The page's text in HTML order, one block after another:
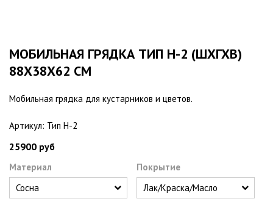
МОБИЛЬНАЯ ГРЯДКА ТИП Н-2 (ШХГХВ)
88Х38Х62 СМ
Мобильная грядка для кустарников и цветов.
Артикул: Тип Н-2
25900 руб
Материал Покрытие